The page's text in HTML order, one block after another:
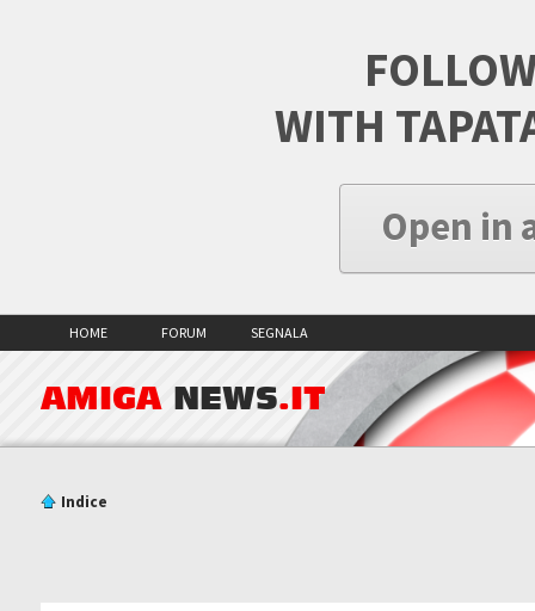
WITH
Open in
HOME FORUM SEGNALA
AMIGA NEWS.IT
Indice